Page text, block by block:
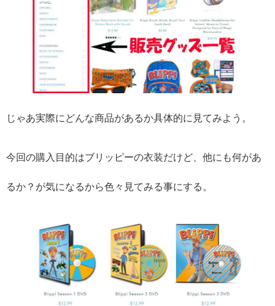
じゃあ実際にどんな商品があるか具体的に見てみよう。
今回の購入目的はブリッピーの衣装だけど、他にも何があ
るか？が気になるから色々見てみる事にする。